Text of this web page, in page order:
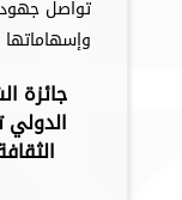
جائزة